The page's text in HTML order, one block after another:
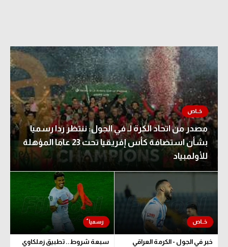
مصدر من اتحاد الكرة لـ في الجول: ننتظر ردا رسميا
بشأن استضافة كأس إفريقيا تحت 23 عاما المؤهلة
للأولمبياد
خبر في الجول - الكرمة العراقي
سبعة شروط.. تطبيق زملكاوي